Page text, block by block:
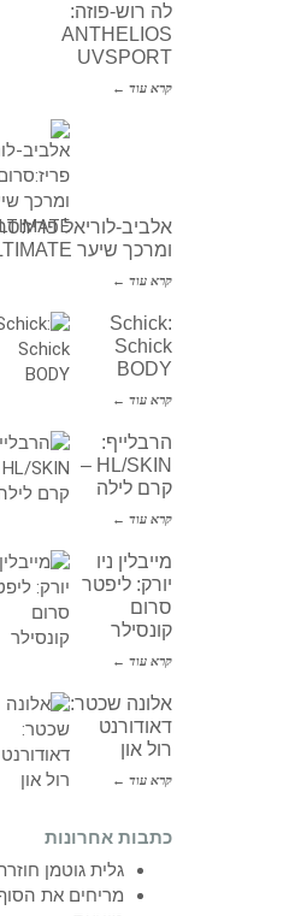
לה רוש-פוזה:
ANTHELIOS
UVSPORT
קרא עוד ←
אלביב-לוריאל
ומרכך שיער ULTIMATE
קרא עוד ←
Schick:
Schick
BODY
קרא עוד ←
הרבלייף:
HL/SKIN –
קרם לילה
קרא עוד ←
מייבלין ניו
יורק: ליפטר
סרום
קונסילר
קרא עוד ←
אלונה שכטר:
דאודורנט
רול און
קרא עוד ←
כתבות אחרונות
גלית גוטמן